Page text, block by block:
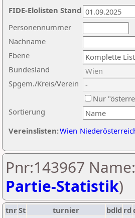
Nachname
Ebene
Sortierung
Personennummer
Bundesland
Spgem./Kreis/Verein
Nur
Vereinslisten:Wien
FIDE-Elolisten Stand
Pnr:143967
Partie-Statistik)
tnrSt turnier bdld rd